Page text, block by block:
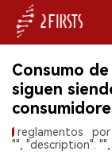
INICIO
EMPRESA
Consumo
siguen
reglamentos
por
"", "description":